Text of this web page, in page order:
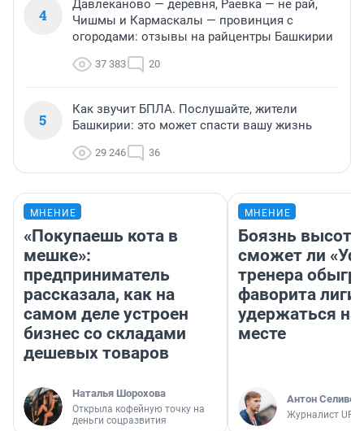
4
Давлеканово — деревня, Раевка — не рай,
Чишмы и Кармаскалы — провинция с
огородами: отзывы на райцентры Башкирии
37 383 20
5
Как звучит БПЛА. Послушайте, жители
Башкирии: это может спасти вашу жизнь
29 246 36
МНЕНИЕ
«Покупаешь кота в
мешке»:
предприниматель
рассказала, как на
самом деле устроен
бизнес со складами
дешевых товаров
Наталья Шорохова
Открыла кофейную точку на
деньги соцразвития
МНЕНИЕ
Боязнь
сможет ли
тренера
фаворита лиги
удержаться
месте
Антон
Журналист